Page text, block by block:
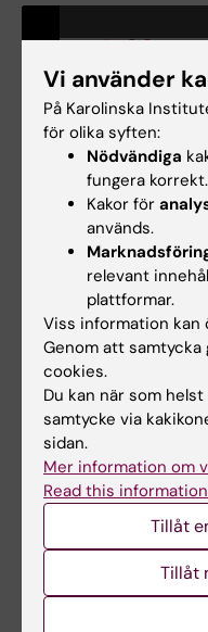
Hade du nytta av
Yes
No
Kristina Gottberg
Redaktör:Anette Stålbalk
2026-06-
Vi använder
På Karolinska
för olika syften:
Nödvändiga
fungera korrekt.
Kakor för
används.
relevant
plattformar.
Viss information kan
Genom att
cookies.
Du kan när som
samtycke via
sidan.
Mer information om
Read this
Tillåt
Tillåt